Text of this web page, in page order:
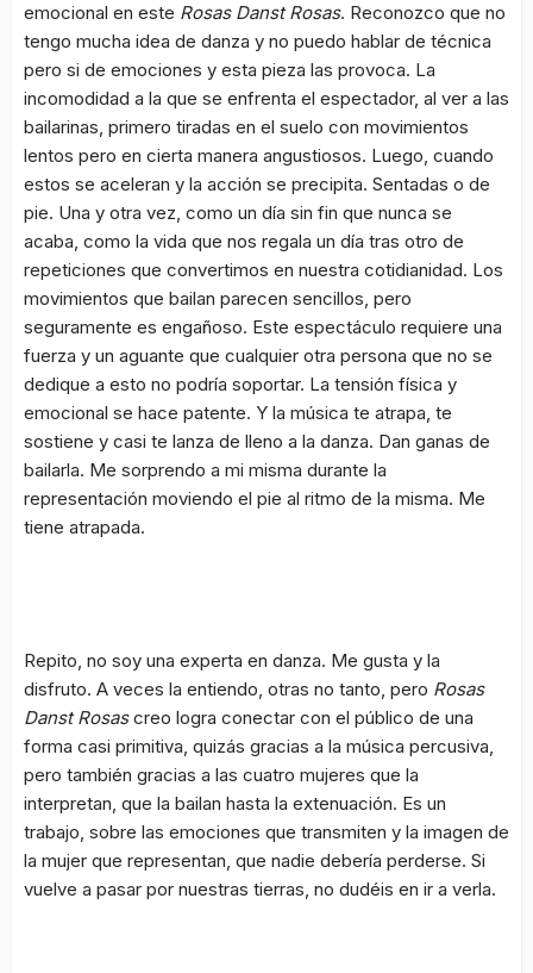
emocional en este Rosas Danst Rosas. Reconozco que no
tengo mucha idea de danza y no puedo hablar de técnica
pero si de emociones y esta pieza las provoca. La
incomodidad a la que se enfrenta el espectador, al ver a las
bailarinas, primero tiradas en el suelo con movimientos
lentos pero en cierta manera angustiosos. Luego, cuando
estos se aceleran y la acción se precipita. Sentadas o de
pie. Una y otra vez, como un día sin fin que nunca se
acaba, como la vida que nos regala un día tras otro de
repeticiones que convertimos en nuestra cotidianidad. Los
movimientos que bailan parecen sencillos, pero
seguramente es engañoso. Este espectáculo requiere una
fuerza y un aguante que cualquier otra persona que no se
dedique a esto no podría soportar. La tensión física y
emocional se hace patente. Y la música te atrapa, te
sostiene y casi te lanza de lleno a la danza. Dan ganas de
bailarla. Me sorprendo a mi misma durante la
representación moviendo el pie al ritmo de la misma. Me
tiene atrapada.
Repito, no soy una experta en danza. Me gusta y la
disfruto. A veces la entiendo, otras no tanto, pero Rosas
Danst Rosascreo logra conectar con el público de una
forma casi primitiva, quizás gracias a la música percusiva,
pero también gracias a las cuatro mujeres que la
interpretan, que la bailan hasta la extenuación. Es un
trabajo, sobre las emociones que transmiten y la imagen de
la mujer que representan, que nadie debería perderse. Si
vuelve a pasar por nuestras tierras, no dudéis en ir a verla.